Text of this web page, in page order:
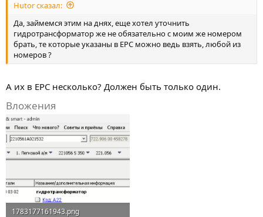
Hutor сказал:
Да, займемся этим на днях, еще хотел уточнить
гидротрансформатор же не обязательно с моим же номером
брать, те которые указаны в EPC можно ведь взять, любой из
номеров ?
А их в EPC несколько? Должен быть только один.
Вложения
1783177161943.png